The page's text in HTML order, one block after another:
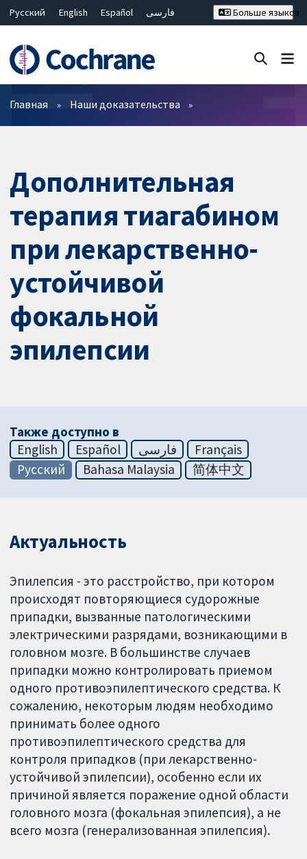
Русский English Español
فارسی
Bahasa Malaysia
ไทย
繁體中文
简体中文
Больше языков
Фильтры
Главная Наши доказательства
Дополнительная
терапия тиагабином
при лекарственно-
устойчивой
фокальной
эпилепсии
Также доступно в
English
Español فارسی
Français
Русский
Bahasa Malaysia 简体中文
Актуальность
Эпилепсия - это расстройство, при котором
происходят повторяющиеся судорожные
припадки, вызванные патологическими
электрическими разрядами, возникающими в
головном мозге. В большинстве случаев
припадки можно контролировать приемом
одного противоэпилептического средства. К
сожалению, некоторым людям необходимо
принимать более одного
противоэпилептического средства для
контроля припадков (при лекарственно-
устойчивой эпилепсии), особенно если их
причиной является поражение одной области
головного мозга (фокальная эпилепсия), а не
всего мозга (генерализованная эпилепсия).